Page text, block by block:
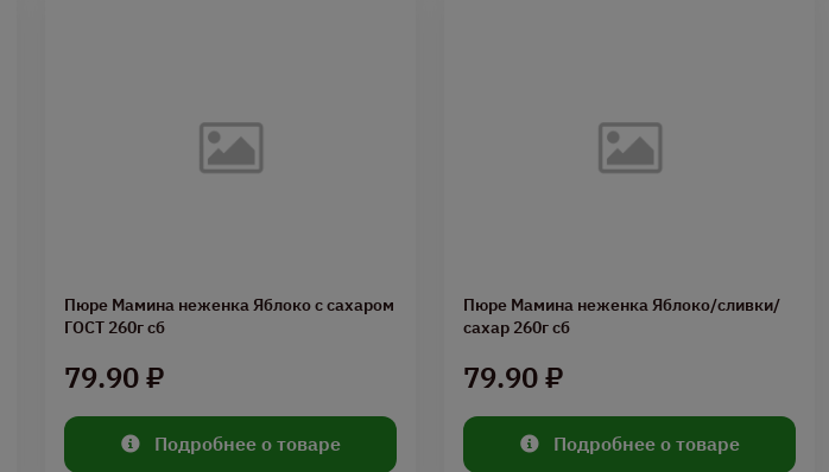
Пюре Мамина неженка Яблоко с сахаром
ГОСТ 260г сб
79.90 ₽
Подробнее о товаре
Пюре Мамина неженка Яблоко/сливки/
сахар 260г сб
79.90 ₽
Подробнее о товаре